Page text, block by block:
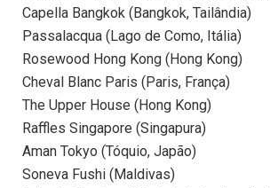
Capella Bangkok (Bangkok, Tailândia)
Passalacqua (Lago de Como, Itália)
Rosewood Hong Kong (Hong Kong)
Cheval Blanc Paris (Paris, França)
The Upper House (Hong Kong)
Raffles Singapore (Singapura)
Aman Tokyo (Tóquio, Japão)
Soneva Fushi (Maldivas)